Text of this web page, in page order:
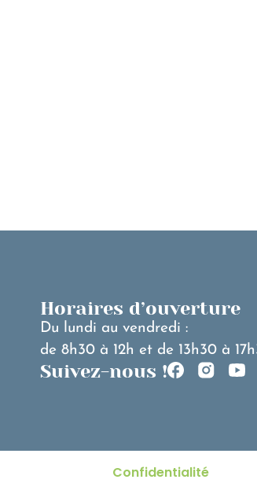
Horaires d’ouverture
Du lundi au vendredi :
de 8h30 à 12h et de 13h30 à
Suivez-nous !
Confidentialité